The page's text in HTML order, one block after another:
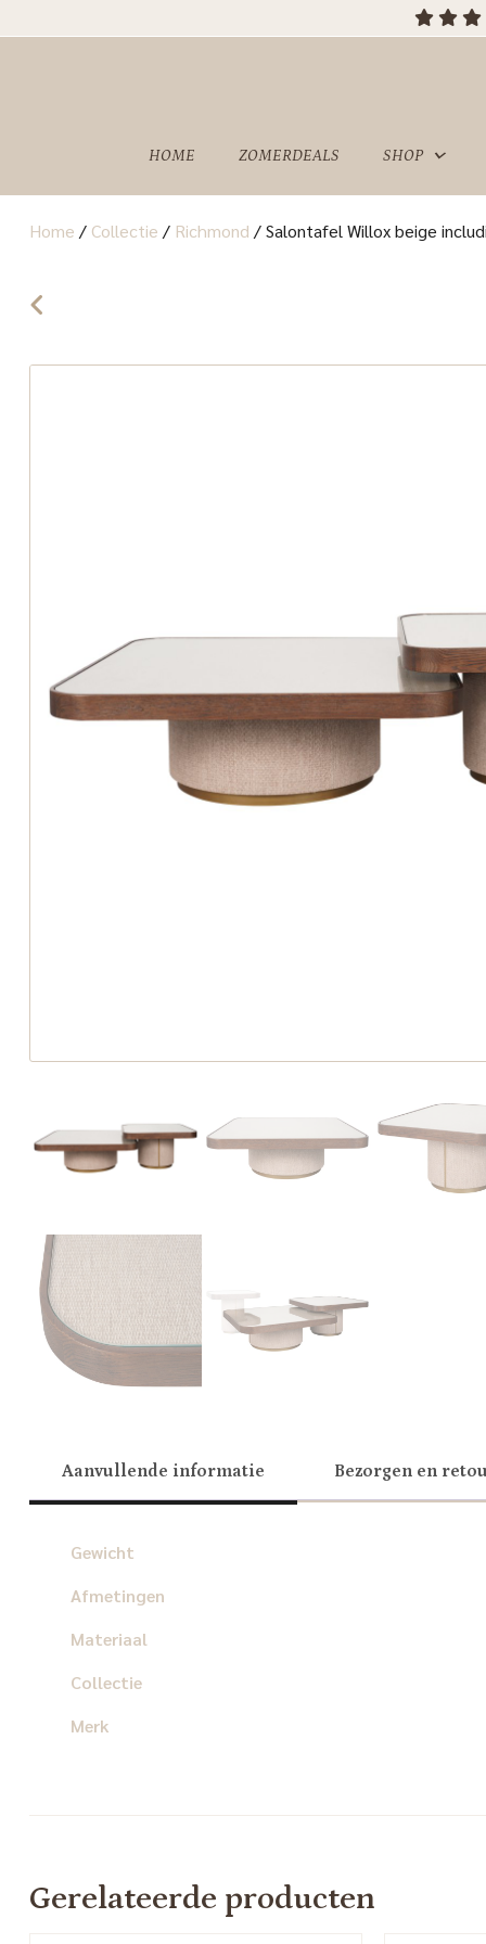
HOME ZOMERDEALS SHOP
SHOWROOM
Home / Collectie / Richmond /Salontafel Willox beige
Aanvullende informatie Bezorgen en
Gewicht
Afmetingen
Materiaal
Collectie
Merk
Gerelateerde producten